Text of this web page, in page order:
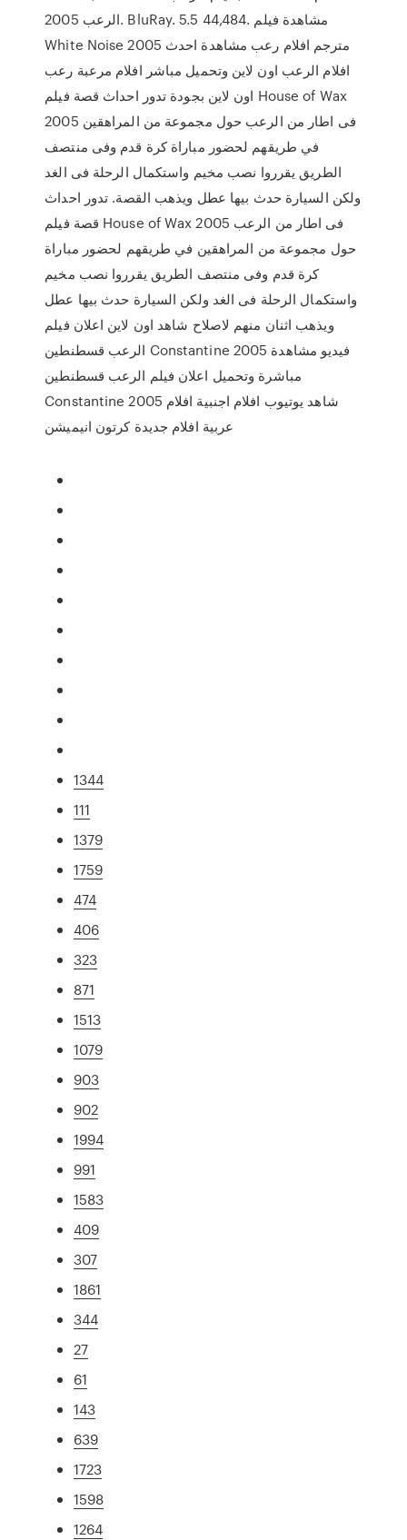
الرعب 2005. BluRay. 5.5 44,484. مشاهدة فيلم
White Noise 2005 مترجم افلام رعب مشاهدة احدث
افلام الرعب اون لاين وتحميل مباشر افلام مرعبة رعب
اون لاين بجودة تدور احداث قصة فيلم House of Wax
2005 فى اطار من الرعب حول مجموعة من المراهقين
في طريقهم لحضور مباراة كرة قدم وفى منتصف
الطريق يقرروا نصب مخيم واستكمال الرحلة فى الغد
ولكن السيارة حدث بيها عطل ويذهب القصة. تدور احداث
قصة فيلم House of Wax 2005 فى اطار من الرعب
حول مجموعة من المراهقين في طريقهم لحضور مباراة
كرة قدم وفى منتصف الطريق يقرروا نصب مخيم
واستكمال الرحلة فى الغد ولكن السيارة حدث بيها عطل
ويذهب اثنان منهم لاصلاح شاهد اون لاين اعلان فيلم
الرعب قسطنطين Constantine 2005 فيديو مشاهدة
مباشرة وتحميل اعلان فيلم الرعب قسطنطين
Constantine 2005 شاهد يوتيوب افلام اجنبية افلام
عربية افلام جديدة كرتون انيميشن
1344
111
1379
1759
474
406
323
871
1513
1079
903
902
1994
991
1583
409
307
1861
344
27
61
143
639
1723
1598
1264